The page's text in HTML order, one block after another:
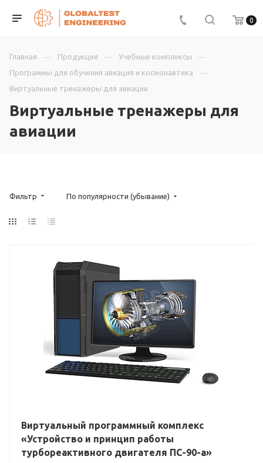
0
Главная Продукция
Учебные комплексы
Программы для обучения авиация и космонавтика
Виртуальные тренажеры для авиации
Виртуальные тренажеры для
авиации
Фильтр По популярности (убывание)
Виртуальный программный комплекс
«Устройство и принцип работы
турбореактивного двигателя ПС-90-а»